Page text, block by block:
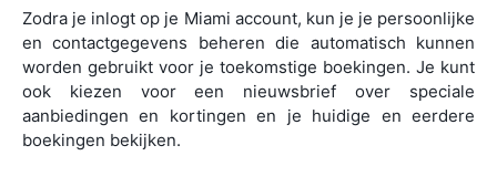
Zodra je inlogt op je Miami account, kun je je persoonlijke
en contactgegevens beheren die automatisch kunnen
worden gebruikt voor je toekomstige boekingen. Je kunt
ook kiezen voor een nieuwsbrief over speciale
aanbiedingen en kortingen en je huidige en eerdere
boekingen bekijken.